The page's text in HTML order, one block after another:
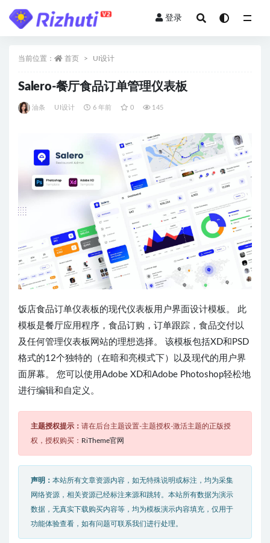
登录
当前位置： 首页 UI设计
Salero-餐厅食品订单管理仪表板
油条 UI设计 6 年前 0 145
饭店食品订单仪表板的现代仪表板用户界面设计模板。 此
模板是餐厅应用程序，食品订购，订单跟踪，食品交付以
及任何管理仪表板网站的理想选择。 该模板包括XD和PSD
格式的12个独特的（在暗和亮模式下）以及现代的用户界
面屏幕。 您可以使用Adobe XD和Adobe Photoshop轻松地
进行编辑和自定义。
主题授权提示： 请在后台主题设置-主题授权-激活主题的正版授
权，授权购买： RiTheme官网
声明： 本站所有文章资源内容，如无特殊说明或标注，均为采集
网络资源，相关资源已经标注来源和跳转。本站所有数据为演示
数据，无真实下载购买内容等，均为模板演示内容填充，仅用于
功能体验查看，如有问题可联系我们进行处理。